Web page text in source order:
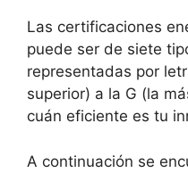
Las certificaciones
puede ser de siete
representadas por
superior) a la G (la
cuán eficiente es tu
A continuación se